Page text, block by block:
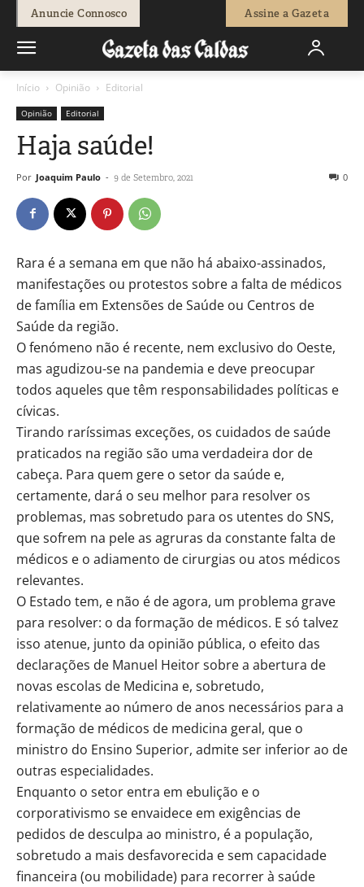
Anuncie Connosco Assine a Gazeta
Início Opinião Editorial
Opinião Editorial
Haja saúde!
Por Joaquim Paulo - 9 de Setembro, 2021 0
Rara é a semana em que não há abaixo-assinados,
manifestações ou protestos sobre a falta de médicos
de família em Extensões de Saúde ou Centros de
Saúde da região.
O fenómeno não é recente, nem exclusivo do Oeste,
mas agudizou-se na pandemia e deve preocupar
todos aqueles que têm responsabilidades políticas e
cívicas.
Tirando raríssimas exceções, os cuidados de saúde
praticados na região são uma verdadeira dor de
cabeça. Para quem gere o setor da saúde e,
certamente, dará o seu melhor para resolver os
problemas, mas sobretudo para os utentes do SNS,
que sofrem na pele as agruras da constante falta de
médicos e o adiamento de cirurgias ou atos médicos
relevantes.
O Estado tem, e não é de agora, um problema grave
para resolver: o da formação de médicos. E só talvez
isso atenue, junto da opinião pública, o efeito das
declarações de Manuel Heitor sobre a abertura de
novas escolas de Medicina e, sobretudo,
relativamente ao número de anos necessários para a
formação de médicos de medicina geral, que o
ministro do Ensino Superior, admite ser inferior ao de
outras especialidades.
Enquanto o setor entra em ebulição e o
corporativismo se envaidece em exigências de
pedidos de desculpa ao ministro, é a população,
sobretudo a mais desfavorecida e sem capacidade
financeira (ou mobilidade) para recorrer à saúde